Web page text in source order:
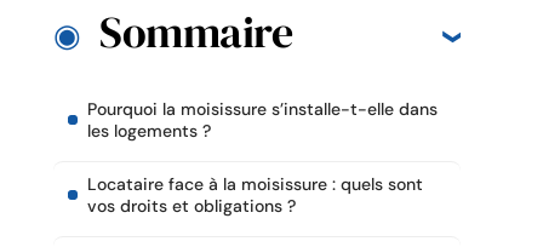
Sommaire
Pourquoi la moisissure s’installe-t-elle dans
les logements ?
Locataire face à la moisissure : quels sont
vos droits et obligations ?